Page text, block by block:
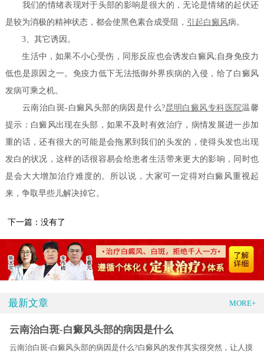
我们的情绪表现对于头部的影响是很大的，无论是情绪的起伏还
是较为消极的精神状态，都会使黑色素合成受阻， 引起白癜风病。
3、其它诱因。
生活中，如果不小心受伤，同形反应也会诱发白癜风;自身免疫力
低也是原因之一。免疫力低下无法抵御外界疾病的入侵，给了白癜风
发病可乘之机。
云南治白斑-白癜风头部的病因是什么?昆明白癜风专科医院温馨
提示：白癜风出现在头部，如果不及时有效治疗，病情发展进一步加
重的话，还有很大的可能是会拖累到我们的头发的，使得头发也出现
发白的状况，这样的话很容易会给患者生活带来更大的影响，同时也
是会大大增加治疗难度的。所以说，大家可一定得对白癜风重视起
来，争取早些儿解决掉它。
下一篇：没有了
最新文章 MORE+
云南治白斑-白癜风头部的病因是什么
云南治白斑-白癜风头部的病因是什么?白癜风的发作其实很突然，让人摸